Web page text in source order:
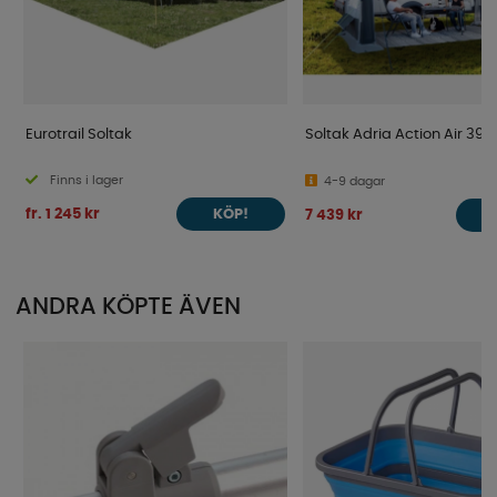
Eurotrail Soltak
Finns i lager
fr. 1 245 kr KÖP!
Soltak Adria Action Air 391
4-9 dagar
7 439 kr
ANDRA KÖPTE ÄVEN